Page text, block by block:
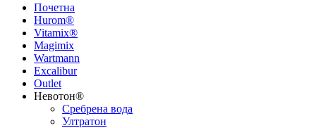
Почетна
Hurom®
Vitamix®
Magimix
Wartmann
Excalibur
Outlet
Невотон®
Сребрена вода
Ултратон